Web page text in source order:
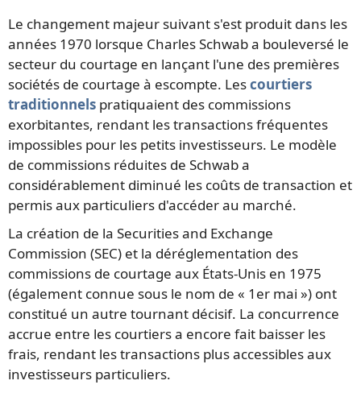
Le changement majeur suivant s'est produit dans les
années 1970 lorsque Charles Schwab a bouleversé le
secteur du courtage en lançant l'une des premières
sociétés de courtage à escompte. Lescourtiers
traditionnels pratiquaient des commissions
exorbitantes, rendant les transactions fréquentes
impossibles pour les petits investisseurs. Le modèle
de commissions réduites de Schwab a
considérablement diminué les coûts de transaction et
permis aux particuliers d'accéder au marché.
La création de la Securities and Exchange
Commission (SEC) et la déréglementation des
commissions de courtage aux États-Unis en 1975
(également connue sous le nom de « 1er mai ») ont
constitué un autre tournant décisif. La concurrence
accrue entre les courtiers a encore fait baisser les
frais, rendant les transactions plus accessibles aux
investisseurs particuliers.